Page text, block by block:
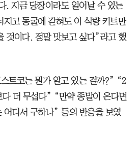
. 지금 당장이라도 일어날 수 있는
고 동굴에 갇혀도 이 식량 키트만
것이다. 정말 맛보고 싶다”라고 했
트코는 뭔가 알고 있는 걸까?” “2
더 무섭다” “만약 종말이 온다면
어디서 구하나” 등의 반응을 보였